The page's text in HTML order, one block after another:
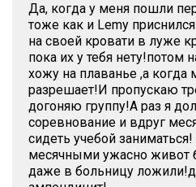
Да, когда у меня пошли
тоже как и Lemy
на своей кровати в луже
пока их у тебя нету!потом
хожу на плаванье ,а
разрешает!И пропускаю
догоняю группу!А раз я
соревнование и вдруг
сидеть учебой
месячными ужасно живот
даже в больницу